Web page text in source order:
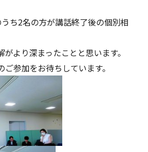
ち2名の方が講話終了後の個別相
より深まったことと思います。
参加をお待ちしています。